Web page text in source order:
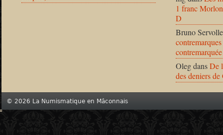
1 franc
D
Bruno Servolle
OlegdansDe
des deniers
© 2026 La Numismatique en Mâconnais